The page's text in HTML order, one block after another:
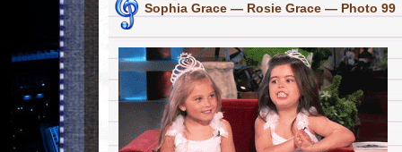
Sophia Grace — Rosie Grace — Photo 99